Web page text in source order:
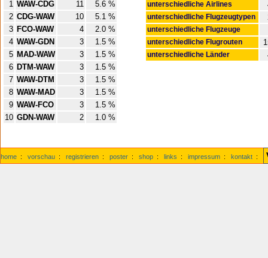
1 WAW-CDG 11
5.6 %
2 CDG-WAW 10
5.1 %
3 FCO-WAW 4
2.0 %
4 WAW-GDN 3
1.5 %
5 MAD-WAW 3
1.5 %
6 DTM-WAW 3
1.5 %
7 WAW-DTM 3
1.5 %
8 WAW-MAD 3
1.5 %
9 WAW-FCO 3
1.5 %
10 GDN-WAW 2 1.0 %
unterschiedliche Airlines
unterschiedliche Flugzeugtypen
unterschiedliche Flugzeuge
unterschiedliche Flugrouten
unterschiedliche Länder
home : vorschau : registrieren : poster : shop : links : impressum : kontakt :